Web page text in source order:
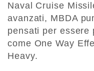
Naval Cruise
avanzati, MBDA
pensati per essere
come One Way
Heavy.